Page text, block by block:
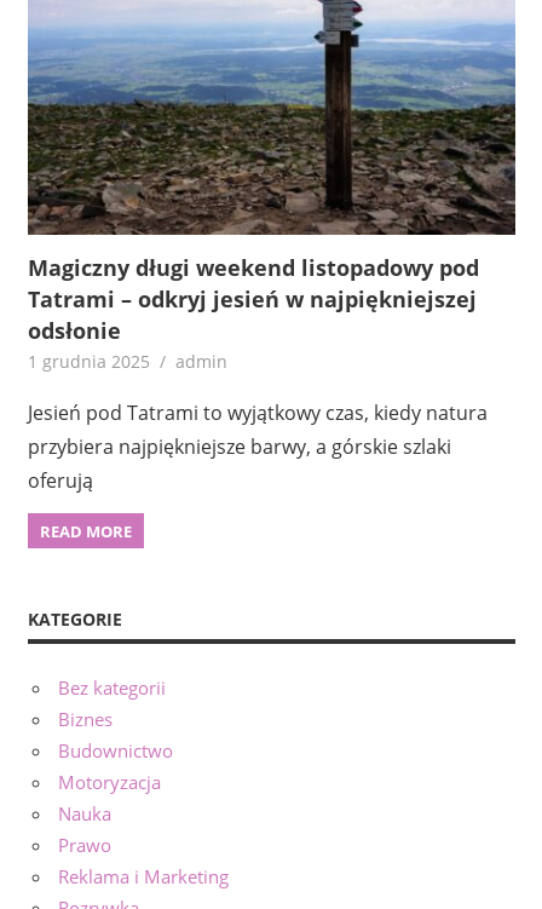
Magiczny długi weekend listopadowy pod
Tatrami – odkryj jesień w najpiękniejszej
odsłonie
1 grudnia 2025 admin
Jesień pod Tatrami to wyjątkowy czas, kiedy natura
przybiera najpiękniejsze barwy, a górskie szlaki
oferują
READ MORE
KATEGORIE
Bez kategorii
Biznes
Budownictwo
Motoryzacja
Nauka
Prawo
Reklama i Marketing